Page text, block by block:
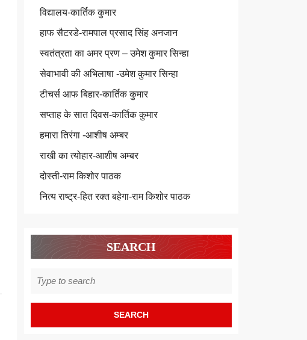
विद्यालय-कार्तिक कुमार
हाफ सैटरडे-रामपाल प्रसाद सिंह अनजान
स्वतंत्रता का अमर प्रण – उमेश कुमार सिन्हा
सेवाभावी की अभिलाषा -उमेश कुमार सिन्हा
टीचर्स आफ बिहार-कार्तिक कुमार
सप्ताह के सात दिवस-कार्तिक कुमार
हमारा तिरंगा -आशीष अम्बर
राखी का त्योहार-आशीष अम्बर
दोस्ती-राम किशोर पाठक
नित्य राष्ट्र-हित रक्त बहेगा-राम किशोर पाठक
SEARCH
for: